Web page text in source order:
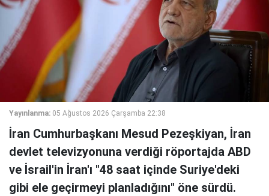
Yayınlanma: 05 Ağustos 2026 Çarşamba 22:38
İran Cumhurbaşkanı Mesud Pezeşkiyan, İran
devlet televizyonuna verdiği röportajda ABD
ve İsrail'in İran'ı "48 saat içinde Suriye'deki
gibi ele geçirmeyi planladığını" öne sürdü.